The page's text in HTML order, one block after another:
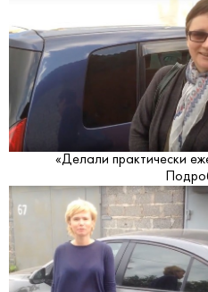
«Делали практически